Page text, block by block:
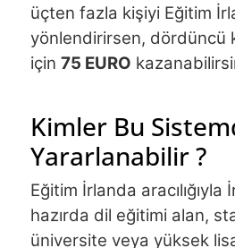
üçten fazla kişiyi Eğitim
yönlendirirsen, dördüncü
için 75 EURO
Kimler Bu
Yararlanabilir ?
Eğitim İrlanda aracılığıyla
hazırda dil eğitimi alan,
üniversite veya yüksek